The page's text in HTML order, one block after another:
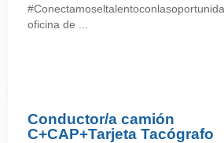
oficina de ...
Conductor/a camión
C+CAP+Tarjeta Tacógrafo